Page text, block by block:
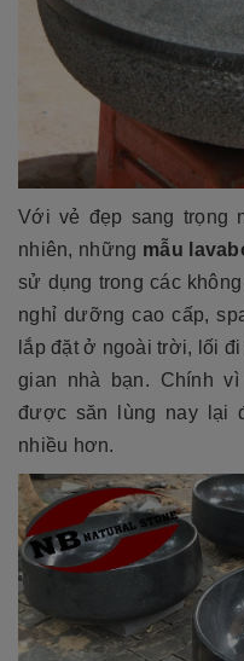
Với vẻ đẹp sang trọng
nhiên, những mẫu
sử dụng trong các
nghỉ dưỡng cao cấp,
lắp đặt ở ngoài trời, lối
gian nhà bạn. Chính
được săn lùng nay lại
nhiều hơn.